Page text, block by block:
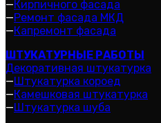
—Кирпичного фасада
—Ремонт фасада МКД
—Капремонт фасада
ШТУКАТУРНЫЕ РАБОТЫ
Декоративная штукатурка
—Штукатурка короед
—Камешковая штукатурка
—Штукатурка шуба